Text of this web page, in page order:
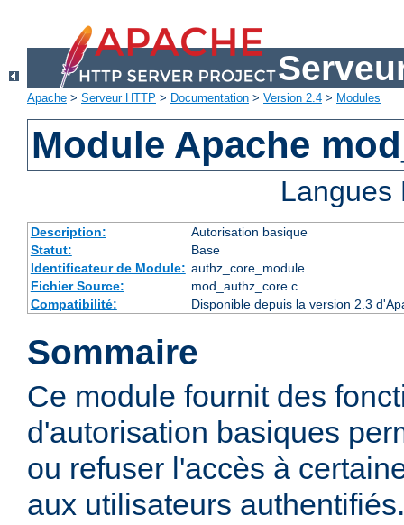
Apache > Serveur HTTP > Documentation > Version 2.4 > Modules
Module Apache
Description:
Autorisation basique
Statut:
Base
Identificateur de Module: authz_core_module
Fichier Source:
mod_authz_core.c
Compatibilité:
Disponible depuis la version 2.3
Sommaire
Ce module fournit des
d'autorisation basiques
ou refuser l'accès à
aux utilisateurs